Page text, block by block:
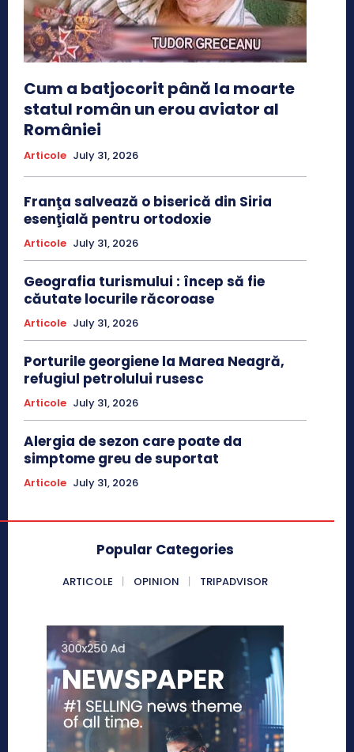
Cum a batjocorit până la moarte
statul român un erou aviator al
României
Articole July 31, 2026
Franţa salvează o biserică din Siria
esenţială pentru ortodoxie
Articole July 31, 2026
Geografia turismului : încep să fie
căutate locurile răcoroase
Articole July 31, 2026
Porturile georgiene la Marea Neagră,
refugiul petrolului rusesc
Articole July 31, 2026
Alergia de sezon care poate da
simptome greu de suportat
Articole July 31, 2026
Popular Categories
ARTICOLE OPINION TRIPADVISOR